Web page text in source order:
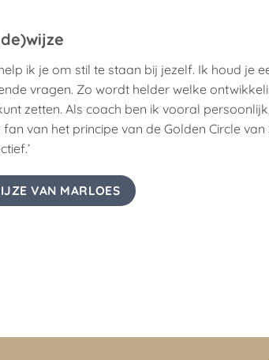
ik je om stil te staan bij jezelf. Ik houd je
vragen. Zo wordt helder welke
zetten. Als coach ben ik vooral
fan van het principe van de Golden Circle
VAN MARLOES